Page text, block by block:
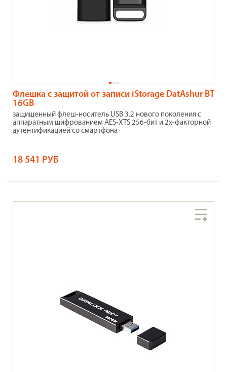
Флешка с защитой от записи iStorage DatAshur BT
16GB
защищенный флеш-носитель USB 3.2 нового поколения с
аппаратным шифрованием AES-XTS 256-бит и 2х-факторной
аутентификацией со смартфона
18 541 РУБ